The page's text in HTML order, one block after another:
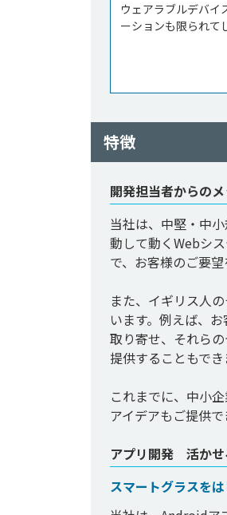
ウェアラブルデバイ
ーションも限られて
特徴
開発担当者からの
当社は、中堅・中
動して動くWebシ
で、お客様のご要
また、イギリス人
います。例えば、
取り寄せ、それら
提供することもでき
これまでに、中小
アイデアもご提供
アプリ開発 活かせ
スマートグラスを